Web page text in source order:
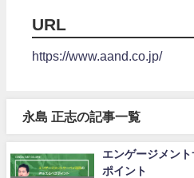
URL
https://www.aand.co.jp/
永島 正志の記事一覧
エンゲージメン
ポイント